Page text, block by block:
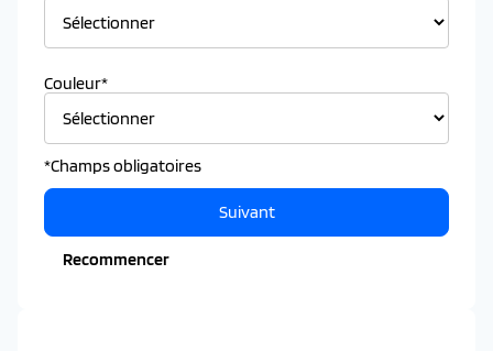
Couleur*
*Champs obligatoires
Recommencer
Suivant